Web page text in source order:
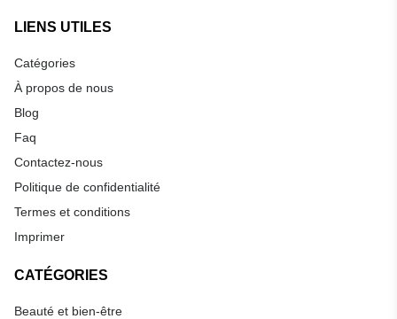
LIENS UTILES
Catégories
À propos de nous
Blog
Faq
Contactez-nous
Politique de confidentialité
Termes et conditions
Imprimer
CATÉGORIES
Beauté et bien-être